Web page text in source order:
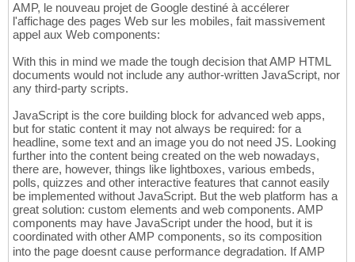
AMP, le nouveau projet de Google destiné à accélerer
l'affichage des pages Web sur les mobiles, fait massivement
appel aux Web components:
With this in mind we made the tough decision that AMP HTML
documents would not include any author-written JavaScript, nor
any third-party scripts.
JavaScript is the core building block for advanced web apps,
but for static content it may not always be required: for a
headline, some text and an image you do not need JS. Looking
further into the content being created on the web nowadays,
there are, however, things like lightboxes, various embeds,
polls, quizzes and other interactive features that cannot easily
be implemented without JavaScript. But the web platform has a
great solution: custom elements and web components. AMP
components may have JavaScript under the hood, but it is
coordinated with other AMP components, so its composition
into the page doesnt cause performance degradation. If AMP